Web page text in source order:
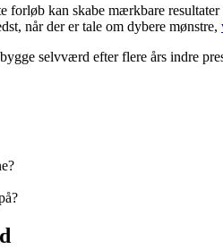
kan skabe mærkbare
når der er tale om dybere mønstre,
selvværd efter flere års indre